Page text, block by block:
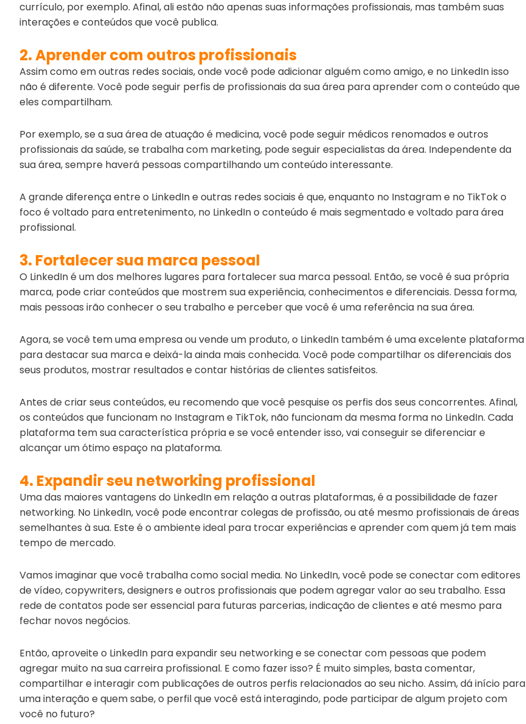
currículo, por exemplo. Afinal, ali estão não apenas suas informações profissionais, mas também suas
interações e conteúdos que você publica.
2. Aprender com outros profissionais
Assim como em outras redes sociais, onde você pode adicionar alguém como amigo, e no LinkedIn isso
não é diferente. Você pode seguir perfis de profissionais da sua área para aprender com o conteúdo que
eles compartilham.
Por exemplo, se a sua área de atuação é medicina, você pode seguir médicos renomados e outros
profissionais da saúde, se trabalha com marketing, pode seguir especialistas da área. Independente da
sua área, sempre haverá pessoas compartilhando um conteúdo interessante.
A grande diferença entre o LinkedIn e outras redes sociais é que, enquanto no Instagram e no TikTok o
foco é voltado para entretenimento, no LinkedIn o conteúdo é mais segmentado e voltado para área
profissional.
3. Fortalecer sua marca pessoal
O LinkedIn é um dos melhores lugares para fortalecer sua marca pessoal. Então, se você é sua própria
marca, pode criar conteúdos que mostrem sua experiência, conhecimentos e diferenciais. Dessa forma,
mais pessoas irão conhecer o seu trabalho e perceber que você é uma referência na sua área.
Agora, se você tem uma empresa ou vende um produto, o LinkedIn também é uma excelente plataforma
para destacar sua marca e deixá-la ainda mais conhecida. Você pode compartilhar os diferenciais dos
seus produtos, mostrar resultados e contar histórias de clientes satisfeitos.
Antes de criar seus conteúdos, eu recomendo que você pesquise os perfis dos seus concorrentes. Afinal,
os conteúdos que funcionam no Instagram e TikTok, não funcionam da mesma forma no LinkedIn. Cada
plataforma tem sua característica própria e se você entender isso, vai conseguir se diferenciar e
alcançar um ótimo espaço na plataforma.
4. Expandir seu networking profissional
Uma das maiores vantagens do LinkedIn em relação a outras plataformas, é a possibilidade de fazer
networking. No LinkedIn, você pode encontrar colegas de profissão, ou até mesmo profissionais de áreas
semelhantes à sua. Este é o ambiente ideal para trocar experiências e aprender com quem já tem mais
tempo de mercado.
Vamos imaginar que você trabalha como social media. No LinkedIn, você pode se conectar com editores
de vídeo, copywriters, designers e outros profissionais que podem agregar valor ao seu trabalho. Essa
rede de contatos pode ser essencial para futuras parcerias, indicação de clientes e até mesmo para
fechar novos negócios.
Então, aproveite o LinkedIn para expandir seu networking e se conectar com pessoas que podem
agregar muito na sua carreira profissional. E como fazer isso? É muito simples, basta comentar,
compartilhar e interagir com publicações de outros perfis relacionados ao seu nicho. Assim, dá início para
uma interação e quem sabe, o perfil que você está interagindo, pode participar de algum projeto com
você no futuro?